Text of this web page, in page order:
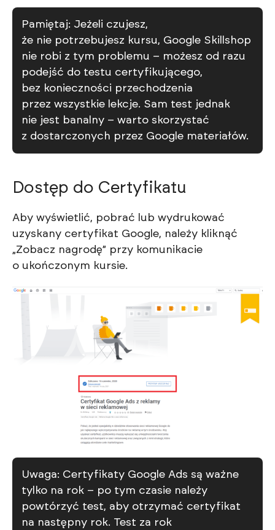
Pamiętaj: Jeżeli czujesz,
że nie potrzebujesz kursu, Google Skillshop
nie robi z tym problemu – możesz od razu
podejść do testu certyfikującego,
bez konieczności przechodzenia
przez wszystkie lekcje. Sam test jednak
nie jest banalny – warto skorzystać
z dostarczonych przez Google materiałów.
Dostęp do Certyfikatu
Aby wyświetlić, pobrać lub wydrukować
uzyskany certyfikat Google, należy kliknąć
„Zobacz nagrodę” przy komunikacie
o ukończonym kursie.
Uwaga: Certyfikaty Google Ads są ważne
tylko na rok – po tym czasie należy
powtórzyć test, aby otrzymać certyfikat
na następny rok. Test za rok